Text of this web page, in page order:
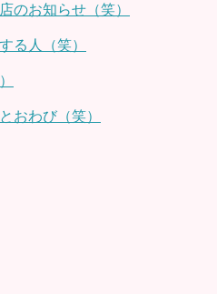
のお知らせ（笑）
る人（笑）
おわび（笑）